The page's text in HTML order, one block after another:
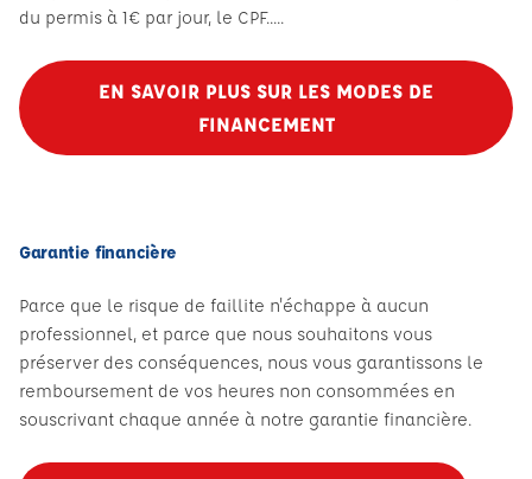
du permis à 1€ par jour, le CPF.....
EN SAVOIR PLUS SUR LES MODES DE
FINANCEMENT
Garantie financière
Parce que le risque de faillite n'échappe à aucun
professionnel, et parce que nous souhaitons vous
préserver des conséquences, nous vous garantissons le
remboursement de vos heures non consommées en
souscrivant chaque année à notre garantie financière.